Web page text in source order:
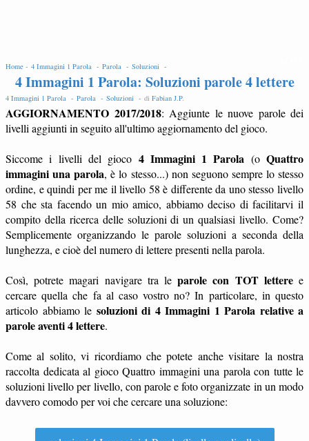
Home - 4 Immagini 1 Parola - Parola - Soluzioni -
4 Immagini 1 Parola: Soluzioni parole 4 lettere
4 Immagini 1 Parola - Parola - Soluzioni - di Fabian J.P.
AGGIORNAMENTO 2017/2018: Aggiunte le nuove parole dei
livelli aggiunti in seguito all'ultimo aggiornamento del gioco.
Siccome i livelli del gioco 4 Immagini 1 Parola (oQuattro
immagini una parola, è lo stesso...) non seguono sempre lo stesso
ordine, e quindi per me il livello 58 è differente da uno stesso livello
58 che sta facendo un mio amico, abbiamo deciso di facilitarvi il
compito della ricerca delle soluzioni di un qualsiasi livello. Come?
Semplicemente organizzando le parole soluzioni a seconda della
lunghezza, e cioè del numero di lettere presenti nella parola.
Così, potrete magari navigare tra leparole con TOT letteree
cercare quella che fa al caso vostro no? In particolare, in questo
articolo abbiamo le soluzioni di 4 Immagini 1 Parola relative a
parole aventi 4 lettere.
Come al solito, vi ricordiamo che potete anche visitare la nostra
raccolta dedicata al gioco Quattro immagini una parola con tutte le
soluzioni livello per livello, con parole e foto organizzate in un modo
davvero comodo per voi che cercare una soluzione: